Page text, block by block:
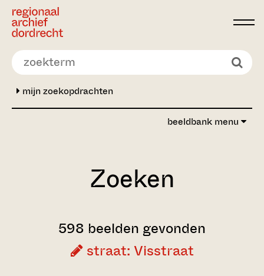
Ga direct naar de inhoud
mijn zoekopdrachten
beeldbank menu
Zoeken
598 beelden gevonden
straat: Visstraat